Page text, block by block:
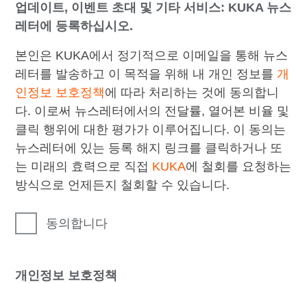
업데이트, 이벤트 초대 및 기타 서비스: KUKA 뉴스
레터에 등록하십시오.
본인은 KUKA에서 정기적으로 이메일을 통해 뉴스
레터를 발송하고 이 목적을 위해 내 개인 정보를개
인정보 보호정책에 따라 처리하는 것에 동의합니
다. 이로써 뉴스레터에서의 전달률, 열어본 비율 및
클릭 행위에 대한 평가가 이루어집니다. 이 동의는
뉴스레터에 있는 등록 해지 링크를 클릭하거나 또
는 미래의 효력으로 직접 KUKA에 철회를 요청하는
방식으로 언제든지 철회할 수 있습니다.
동의합니다
개인정보 보호정책